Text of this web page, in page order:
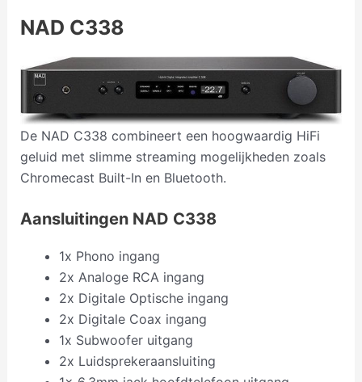
NAD C338
De NAD C338 combineert een hoogwaardig HiFi
geluid met slimme streaming mogelijkheden zoals
Chromecast Built-In en Bluetooth.
Aansluitingen NAD C338
1x Phono ingang
2x Analoge RCA ingang
2x Digitale Optische ingang
2x Digitale Coax ingang
1x Subwoofer uitgang
2x Luidsprekeraansluiting